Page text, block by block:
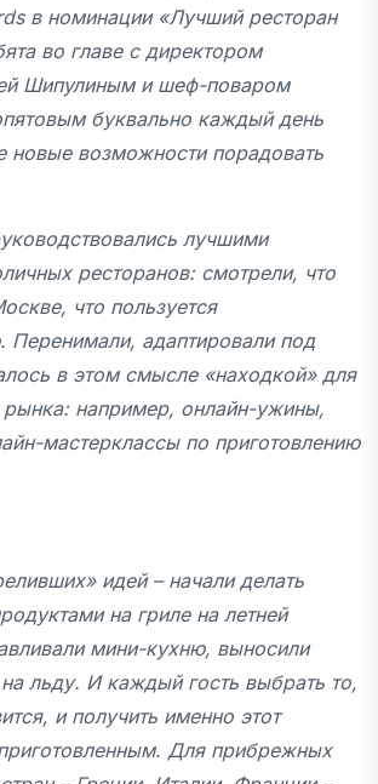
в номинации «Лучший ресторан
во главе с директором
Шипулиным и шеф-поваром
буквально каждый день
новые возможности порадовать
лучшими
ресторанов: смотрели, что
что пользуется
Перенимали, адаптировали под
в этом смысле «находкой» для
рынка: например, онлайн-ужины,
мастерклассы по приготовлению
идей – начали делать
на гриле на летней
мини-кухню, выносили
льду. И каждый гость выбрать то,
и получить именно этот
Для прибрежных